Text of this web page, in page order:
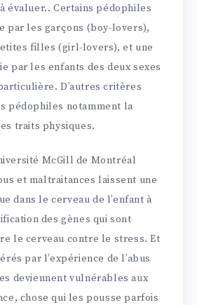
évaluer.. Certains pédophiles
par les garçons (boy-lovers),
filles (girl-lovers), et une
par les enfants des deux sexes
D’autres critères
pédophiles notamment la
traits physiques.
McGill de Montréal
et maltraitances laissent une
dans le cerveau de l’enfant à
des gènes qui sont
le cerveau contre le stress. Et
par l’expérience de l’abus
deviennent vulnérables aux
chose qui les pousse parfois